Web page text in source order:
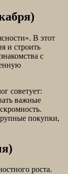
В этот
и строить
с
советует:
важные
покупки,
роста.